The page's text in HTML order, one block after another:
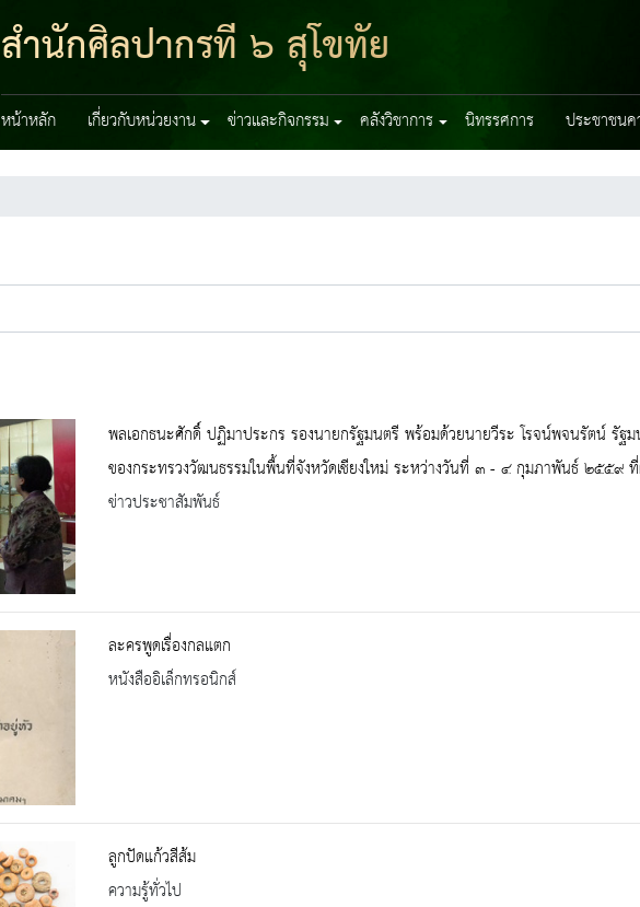
สำนักศิลปากรที่ ๖ สุโขทัย
หน้าหลัก เกี่ยวกับหน่วยงาน ข่าวและกิจกรรม คลังวิชาการ นิทรรศการ ประชาชน
พลเอกธนะศักดิ์ ปฏิมาประกร รองนายกรัฐมนตรี พร้อมด้วยนายวีระ โรจน์พจนรัตน์ รัฐ
ของกระทรวงวัฒนธรรมในพื้นที่จังหวัดเชียงใหม่ ระหว่างวันที่ ๓ - ๔ กุมภาพันธ์ ๒๕๕๙
ข่าวประชาสัมพันธ์
ละครพูดเรื่องกลแตก
หนังสืออิเล็กทรอนิกส์
ลูกปัดแก้วสีส้ม
ความรู้ทั่วไป